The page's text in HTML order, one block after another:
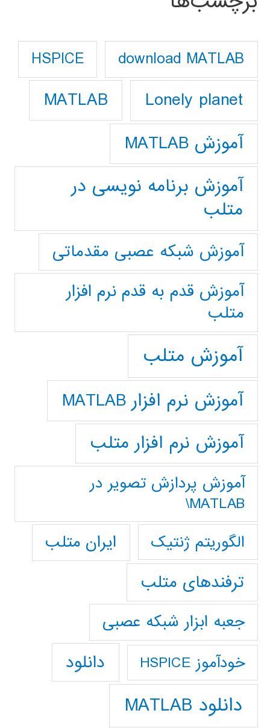
download MATLAB
HSPICE
Lonely planet
MATLAB
آموزش MATLAB
آموزش برنامه نویسی در
متلب
آموزش شبکه عصبی مقدماتی
آموزش قدم به قدم نرم افزار
متلب
آموزش متلب
آموزش نرم افزار MATLAB
آموزش نرم افزار متلب
آموزش پردازش تصوير در
MATLAB\
الگوریتم ژنتیک
ایران متلب
ترفندهای متلب
جعبه ابزار شبکه عصبی
خودآموز HSPICE دانلود
دانلود MATLAB